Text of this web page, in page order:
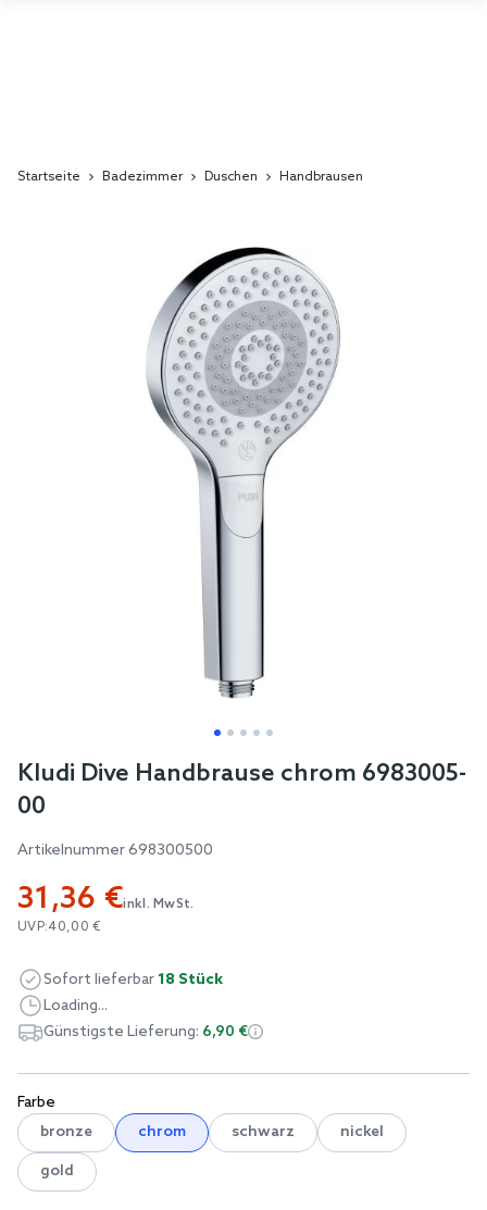
Startseite Badezimmer Duschen Handbrausen
Skip
to
beginning
the
images
Kludi Dive Handbrause chrom 6983005-
00
Artikelnummer698300500
31,36 €inkl. MwSt.
UVP:40,00 €
Farbe
bronze
chrom schwarz nickel
gold
Sofort lieferbar 18 Stück
Loading...
Günstigste Lieferung: 6,90 €